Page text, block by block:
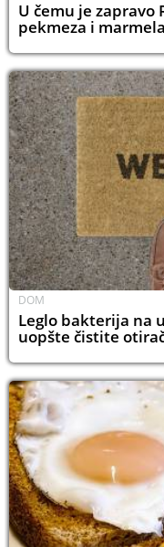
U čemu je zapravo
pekmeza i
DOM
Leglo bakterija na
uopšte čistite